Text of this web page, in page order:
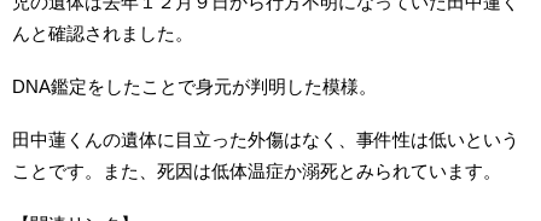
んと確認されました。
DNA鑑定をしたことで身元が判明した模様。
田中蓮くんの遺体に目立った外傷はなく、事件性は低いという
ことです。また、死因は低体温症か溺死とみられています。